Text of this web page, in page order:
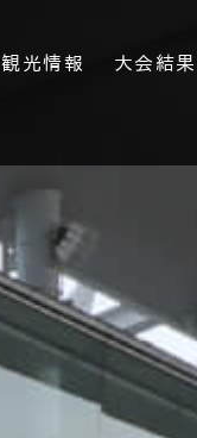
観光情報 大会結果